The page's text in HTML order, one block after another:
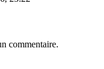
commentaire.